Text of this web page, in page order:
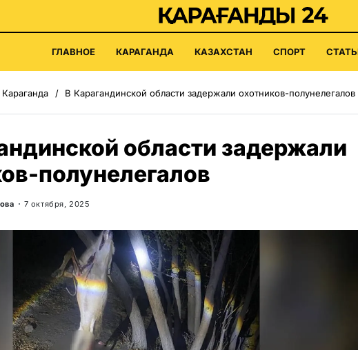
ГЛАВНОЕ КАРАГАНДА КАЗАХСТАН СПОРТ
В Карагандинской области задержали охотников-полунелегалов
области задержали
полунелегалов
7 октября, 2025